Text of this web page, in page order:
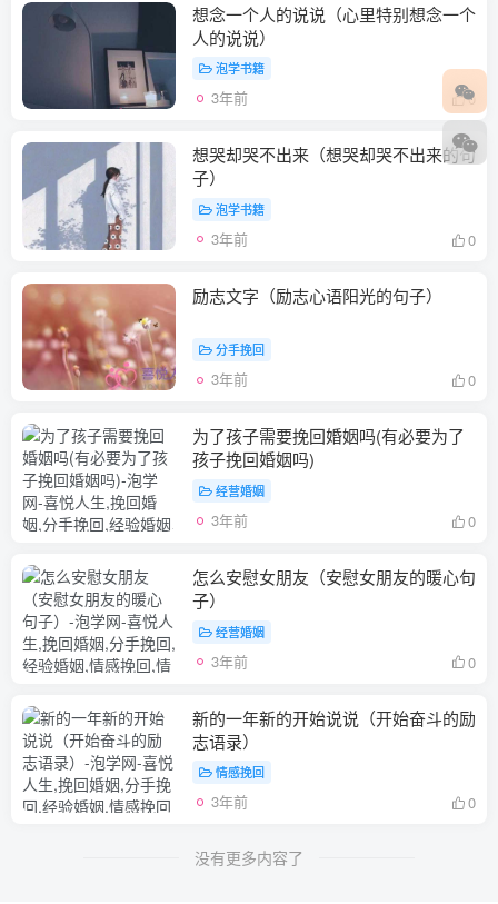
想念一个人的说说（心里特别想念一个
人的说说）
泡学书籍
3年前 0
想哭却哭不出来（想哭却哭不出来的句
子）
泡学书籍
3年前 0
励志文字（励志心语阳光的句子）
分手挽回
3年前 0
为了孩子需要挽回婚姻吗(有必要为了
孩子挽回婚姻吗)
经营婚姻
3年前 0
怎么安慰女朋友（安慰女朋友的暖心句
子）
经营婚姻
3年前 0
新的一年新的开始说说（开始奋斗的励
志语录）
情感挽回
3年前 0
没有更多内容了